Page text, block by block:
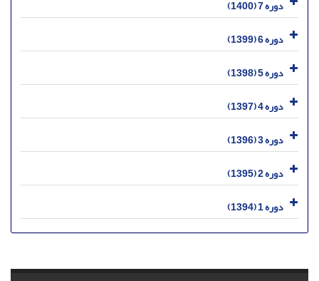
دوره 7 (1400)
دوره 6 (1399)
دوره 5 (1398)
دوره 4 (1397)
دوره 3 (1396)
دوره 2 (1395)
دوره 1 (1394)